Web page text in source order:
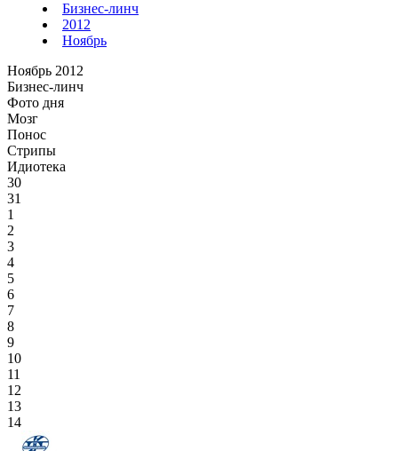
Бизнес-линч
2012
Ноябрь
Ноябрь 2012
Бизнес-линч
Фото дня
Мозг
Понос
Стрипы
Идиотека
30
31
1
2
3
4
5
6
7
8
9
10
11
12
13
14